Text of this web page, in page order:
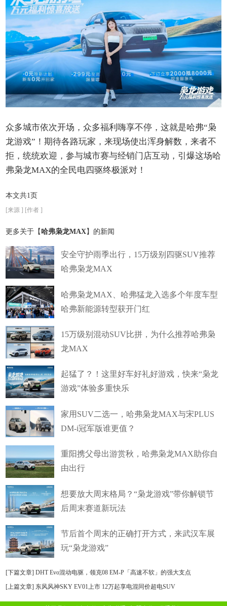
众多城市依次开场，众多福利嗨享不停，这就是哈弗“枭
龙游戏”！期待各路玩家，来现场使出浑身解数，来者不
拒，统统欢迎，参与城市赛与经销门店互动，引爆这场哈
弗枭龙MAX的全民电四驱终极派对！
本文共1页
[来源 ] [作者 ]
更多关于【哈弗枭龙MAX】的新闻
安全守护雨季出行，15万级别四驱SUV推荐
哈弗枭龙MAX
哈弗枭龙MAX、哈弗猛龙入选多个年度车型
哈弗新能源转型获开门红
15万级别混动SUV比拼，为什么推荐哈弗枭
龙MAX
起猛了？！这里好车好礼好游戏，快来“枭龙
游戏”体验多重快乐
家用SUV二选一，哈弗枭龙MAX与宋PLUS
DM-i冠军版谁更值？
重阳携父母出游赏秋，哈弗枭龙MAX助你自
由出行
想要放大周末格局？“枭龙游戏”带你解锁节
后周末赛道新玩法
节后首个周末的正确打开方式，来武汉车展
玩“枭龙游戏”
[下篇文章]DHT Evo混动电驱，领克08 EM-P「高速不软」的强大支点
[上篇文章] 东风风神SKY EV01上市 12万起享电混同价超电SUV